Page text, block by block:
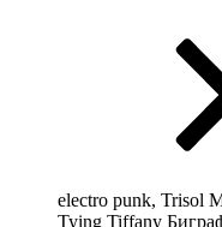
electro punk, Trisol
Tying Tiffany